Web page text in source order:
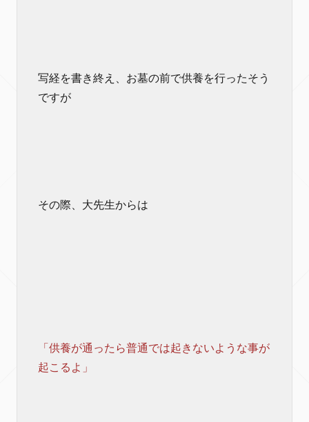
写経を書き終え、お墓の前で供養を行ったそう
ですが
その際、大先生からは
「供養が通ったら普通では起きないような事が
起こるよ」